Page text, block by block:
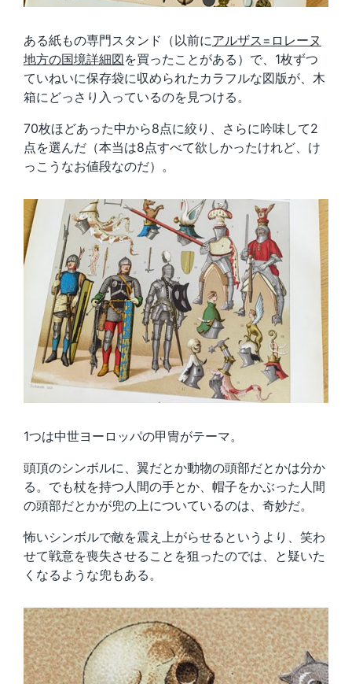
ある紙もの専門スタンド（以前にアルザス=ロレーヌ
地方の国境詳細図を買ったことがある）で、1枚ずつ
ていねいに保存袋に収められたカラフルな図版が、木
箱にどっさり入っているのを見つける。
70枚ほどあった中から8点に絞り、さらに吟味して2
点を選んだ（本当は8点すべて欲しかったけれど、け
っこうなお値段なのだ）。
1つは中世ヨーロッパの甲冑がテーマ。
頭頂のシンボルに、翼だとか動物の頭部だとかは分か
る。でも杖を持つ人間の手とか、帽子をかぶった人間
の頭部だとかが兜の上についているのは、奇妙だ。
怖いシンボルで敵を震え上がらせるというより、笑わ
せて戦意を喪失させることを狙ったのでは、と疑いた
くなるような兜もある。